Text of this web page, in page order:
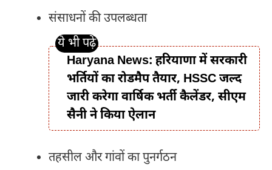
संसाधनों की उपलब्धता
Haryana News: हरियाणा में सरकारी
भर्तियों का रोडमैप तैयार, HSSC जल्द
जारी करेगा वार्षिक भर्ती कैलेंडर, सीएम
सैनी ने किया ऐलान
तहसील और गांवों का पुनर्गठन